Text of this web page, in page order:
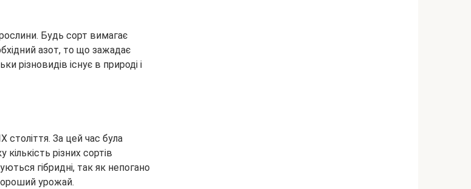
Будь сорт вимагає
азот, то що зажадає
різновидів існує в природі і
століття. За цей час була
різних сортів
гібридні, так як непогано
урожай.